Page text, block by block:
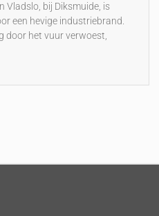
Vladslo, bij Diksmuide, is
een hevige industriebrand.
door het vuur verwoest,